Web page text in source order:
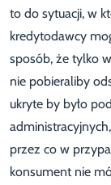
to do sytuacji, w
kredytodawcy
sposób, że tylko
nie pobieraliby
ukryte by było
przez co w
konsument nie